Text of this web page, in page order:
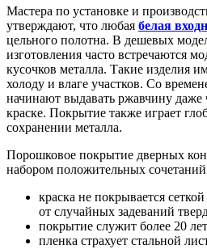
Мастера по установке и
утверждают, что любая белая
цельного полотна. В дешевых
изготовления часто встречаются
кусочков металла. Такие изделия
холоду и влаге участков. Со
начинают выдавать ржавчину даже
краске. Покрытие также играет
сохранении металла.
Порошковое покрытие дверных
набором положительных
краска не покрывается
от случайных задеваний
покрытие служит более 20
пленка страхует стальной